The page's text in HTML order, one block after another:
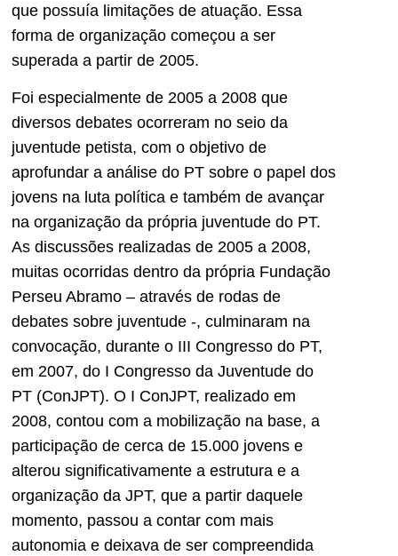
que possuía limitações de atuação. Essa
forma de organização começou a ser
superada a partir de 2005.
Foi especialmente de 2005 a 2008 que
diversos debates ocorreram no seio da
juventude petista, com o objetivo de
aprofundar a análise do PT sobre o papel dos
jovens na luta política e também de avançar
na organização da própria juventude do PT.
As discussões realizadas de 2005 a 2008,
muitas ocorridas dentro da própria Fundação
Perseu Abramo – através de rodas de
debates sobre juventude -, culminaram na
convocação, durante o III Congresso do PT,
em 2007, do I Congresso da Juventude do
PT (ConJPT). O I ConJPT, realizado em
2008, contou com a mobilização na base, a
participação de cerca de 15.000 jovens e
alterou significativamente a estrutura e a
organização da JPT, que a partir daquele
momento, passou a contar com mais
autonomia e deixava de ser compreendida